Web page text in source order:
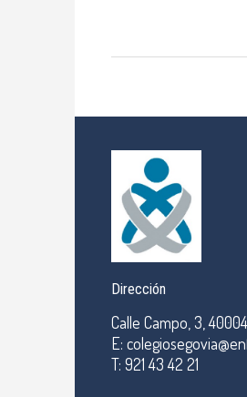
Dirección
Calle Campo, 3,
E:
T: 921 43 42 21